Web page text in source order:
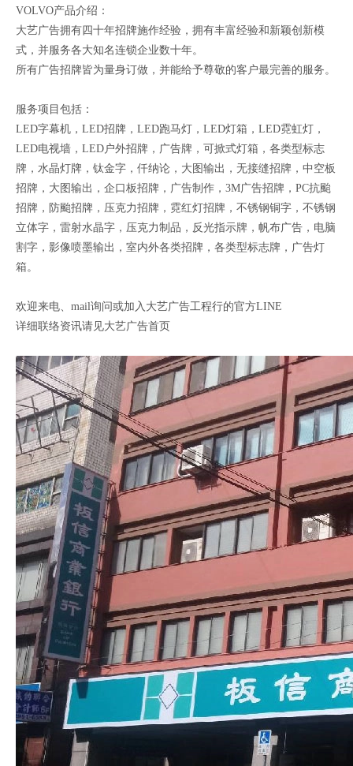
VOLVO产品介绍：
大艺广告拥有四十年招牌施作经验，拥有丰富经验和新颖创新模
式，并服务各大知名连锁企业数十年。
所有广告招牌皆为量身订做，并能给予尊敬的客户最完善的服务。
服务项目包括：
LED字幕机，LED招牌，LED跑马灯，LED灯箱，LED霓虹灯，
LED电视墙，LED户外招牌，广告牌，可掀式灯箱，各类型标志
牌，水晶灯牌，钛金字，仟纳论，大图输出，无接缝招牌，中空板
招牌，大图输出，企口板招牌，广告制作，3M广告招牌，PC抗颱
招牌，防颱招牌，压克力招牌，霓红灯招牌，不锈钢铜字，不锈钢
立体字，雷射水晶字，压克力制品，反光指示牌，帆布广告，电脑
割字，影像喷墨输出，室内外各类招牌，各类型标志牌，广告灯
箱。
欢迎来电、mail询问或加入大艺广告工程行的官方LINE
详细联络资讯请见大艺广告首页